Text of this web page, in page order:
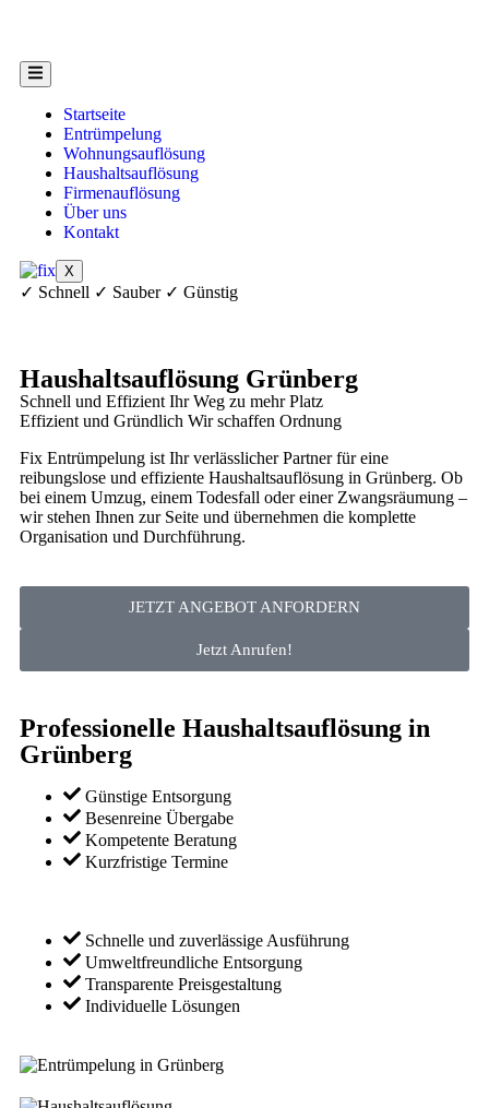
Startseite
Entrümpelung
Wohnungsauflösung
Haushaltsauflösung
Firmenauflösung
Über uns
Kontakt
X
✓ Schnell ✓ Sauber ✓ Günstig
Haushaltsauflösung Grünberg
Schnell und Effizient Ihr Weg zu mehr Platz
Effizient und Gründlich Wir schaffen Ordnung
Fix Entrümpelung ist Ihr verlässlicher Partner für eine
reibungslose und effiziente Haushaltsauflösung in Grünberg. Ob
bei einem Umzug, einem Todesfall oder einer Zwangsräumung –
wir stehen Ihnen zur Seite und übernehmen die komplette
Organisation und Durchführung.
JETZT ANGEBOT ANFORDERN
Jetzt Anrufen!
Professionelle Haushaltsauflösung in
Grünberg
Günstige Entsorgung
Besenreine Übergabe
Kompetente Beratung
Kurzfristige Termine
Schnelle und zuverlässige Ausführung
Umweltfreundliche Entsorgung
Transparente Preisgestaltung
Individuelle Lösungen